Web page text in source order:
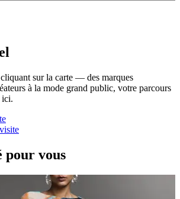
sur la carte — des marques
à la mode grand public, votre parcours
ici.
pour vous